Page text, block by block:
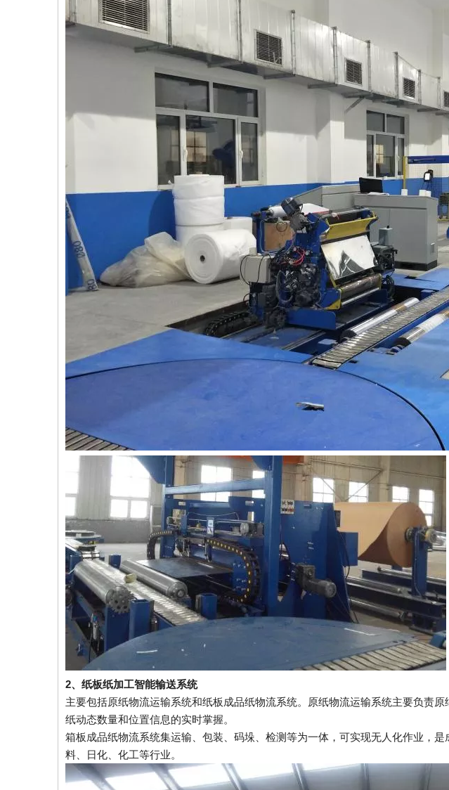
2、纸板纸加工智能输送系统
主要包括原纸物流运输系统和纸板成品纸物流系统。原纸物流运输系统主要负责
纸动态数量和位置信息的实时掌握。
箱板成品纸物流系统集运输、包装、码垛、检测等为一体，可实现无人化作业，
料、日化、化工等行业。